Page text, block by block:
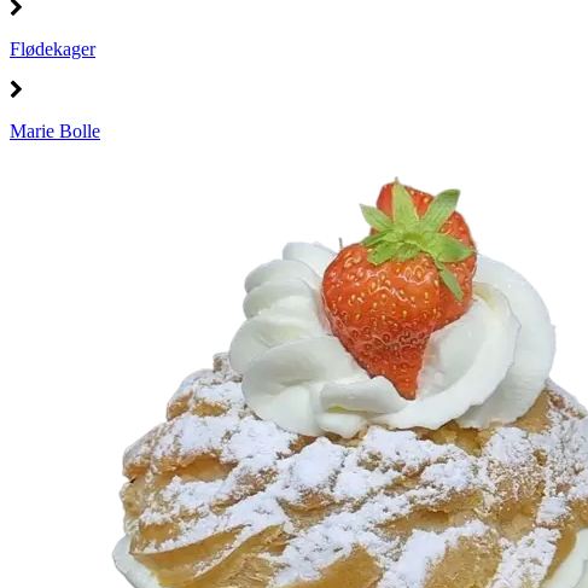
Flødekager
Marie Bolle